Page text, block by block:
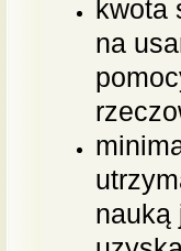
kwota
na
nauką